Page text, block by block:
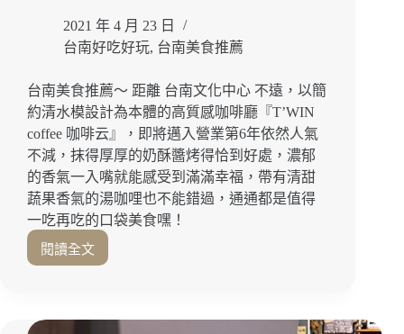
更
划
台
南
美
食
｜
台
南
東
區
｜
2021 年 4 月 23 日
台南好吃好玩, 台南美食推薦
台南美食推薦～ 距離 台南文化中心 不遠，以簡
約清水模設計為本體的高質感咖啡廳『T’WIN
coffee 咖啡云』，即將邁入營業第6年依然人氣
不減，抹得厚厚的奶酥醬烤得恰到好處，濃郁
的香氣一入嘴就能感受到滿滿幸福，帶有清甜
蔬果香氣的湯咖哩也不能錯過，通通都是值得
一吃再吃的口袋美食嘿！
閱讀全文
就